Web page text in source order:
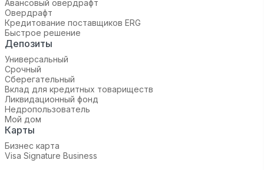
Авансовый овердрафт
Овердрафт
Кредитование поставщиков ERG
Быстрое решение
Депозиты
Универсальный
Срочный
Сберегательный
Вклад для кредитных товариществ
Ликвидационный фонд
Недропользователь
Мой дом
Карты
Бизнес карта
Visa Signature Business